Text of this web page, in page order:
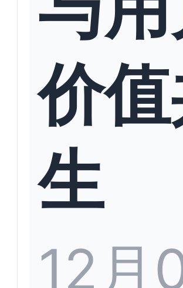
价
生
12月